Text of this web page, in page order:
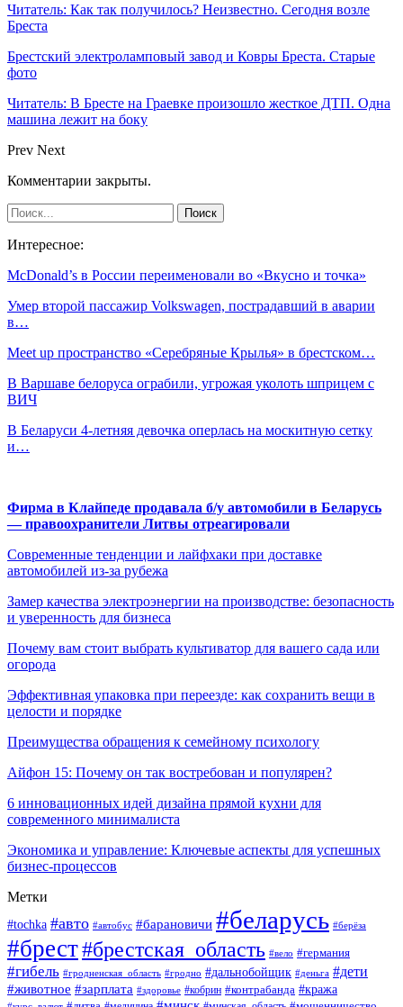
Читатель: Как так получилось? Неизвестно. Сегодня возле
Бреста
Брестский электроламповый завод и Ковры Бреста. Старые
фото
Читатель: В Бресте на Граевке произошло жесткое ДТП. Одна
машина лежит на боку
Prev Next
Комментарии закрыты.
Интересное:
McDonald’s в России переименовали во «Вкусно и точка»
Умер второй пассажир Volkswagen, пострадавший в аварии
в…
​​​​​​​Meet up пространство «Серебряные Крылья» в брестском…
В Варшаве белоруса ограбили, угрожая уколоть шприцем с
ВИЧ
В Беларуси 4-летняя девочка оперлась на москитную сетку
и…
Фирма в Клайпеде продавала б/у автомобили в Беларусь
— правоохранители Литвы отреагировали
Современные тенденции и лайфхаки при доставке
автомобилей из-за рубежа
Замер качества электроэнергии на производстве: безопасность
и уверенность для бизнеса
Почему вам стоит выбрать культиватор для вашего сада или
огорода
Эффективная упаковка при переезде: как сохранить вещи в
целости и порядке
Преимущества обращения к семейному психологу
Айфон 15: Почему он так востребован и популярен?
6 инновационных идей дизайна прямой кухни для
современного минималиста
Экономика и управление: Ключевые аспекты для успешных
бизнес-процессов
Метки
#tochka #авто #автобус #барановичи #беларусь #берёза
#брест#брестская_область #вело #германия
#гибель #гродненская_область #гродно #дальнобойщик #деньга #дети
#животное #зарплата #здоровье #кобрин #контрабанда #кража